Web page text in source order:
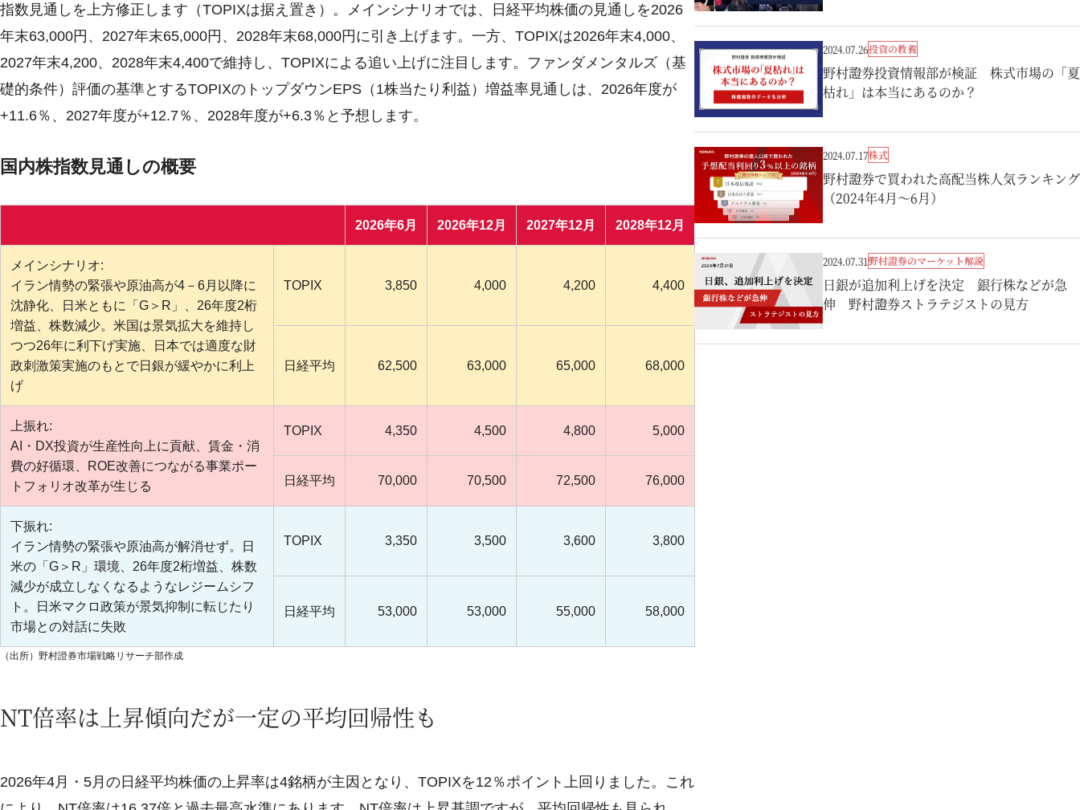
指数見通しを上方修正します（TOPIXは据え置き）。メインシナリオでは、日経平均株価の見通しを2026
年末63,000円、2027年末65,000円、2028年末68,000円に引き上げます。一方、TOPIXは2026年末4,000、
2027年末4,200、2028年末4,400で維持し、TOPIXによる追い上げに注目します。ファンダメンタルズ（基
礎的条件）評価の基準とするTOPIXのトップダウンEPS（1株当たり利益）増益率見通しは、2026年度が
+11.6％、2027年度が+12.7％、2028年度が+6.3％と予想します。
国内株指数見通しの概要
2026年6月 2026年12月 2027年12月 2028年12月
メインシナリオ:
イラン情勢の緊張や原油高が4－6月以降に
沈静化、日米ともに「G＞R」、26年度2桁
増益、株数減少。米国は景気拡大を維持し
つつ26年に利下げ実施、日本では適度な財
政刺激策実施のもとで日銀が緩やかに利上
げ
TOPIX 3,850 4,000 4,200 4,400
日経平均 62,500 63,000 65,000 68,000
上振れ:
AI・DX投資が生産性向上に貢献、賃金・消
費の好循環、ROE改善につながる事業ポー
トフォリオ改革が生じる
TOPIX 4,350 4,500 4,800 5,000
日経平均 70,000 70,500 72,500 76,000
下振れ:
イラン情勢の緊張や原油高が解消せず。日
米の「G＞R」環境、26年度2桁増益、株数
減少が成立しなくなるようなレジームシフ
ト。日米マクロ政策が景気抑制に転じたり
市場との対話に失敗
TOPIX 3,350 3,500 3,600 3,800
日経平均 53,000 53,000 55,000 58,000
（出所）野村證券市場戦略リサーチ部作成
NT倍率は上昇傾向だが一定の平均回帰性も
2026年4月・5月の日経平均株価の上昇率は4銘柄が主因となり、TOPIXを12％ポイント上回りました。これ
2024.07.26投資の教養
野村證券投資情報部が検証 株式市場の「夏
枯れ」は本当にあるのか？
2024.07.17株式
野村證券で買われた高配当株人気ランキング
（2024年4月～6月）
2024.07.31野村證券のマーケット解説
日銀が追加利上げを決定 銀行株などが急
伸 野村證券ストラテジストの見方